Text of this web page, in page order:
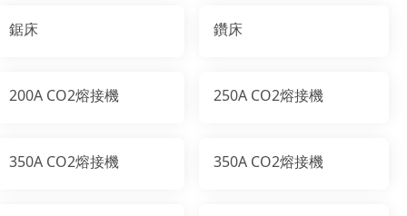
鋸床 鑽床
200A CO2熔接機 250A CO2熔接機
350A CO2熔接機 350A CO2熔接機